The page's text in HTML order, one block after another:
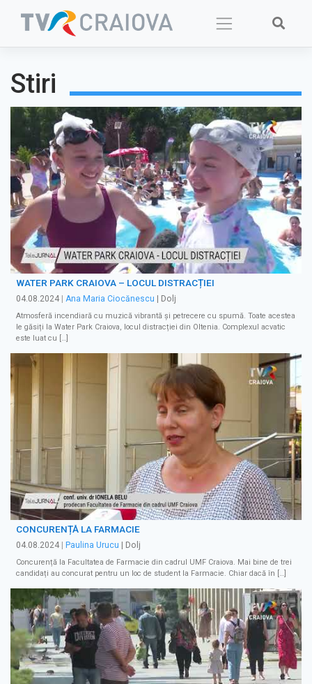
Stiri
WATER PARK CRAIOVA – LOCUL DISTRACȚIEI
04.08.2024 Ana Maria Ciocănescu | Dolj
Atmosferă incendiară cu muzică vibrantă și petrecere cu spumă. Toate acestea
le găsiți la Water Park Craiova, locul distracției din Oltenia. Complexul acvatic
este luat cu […]
CONCURENȚĂ LA FARMACIE
04.08.2024 Paulina Urucu | Dolj
Concurență la Facultatea de Farmacie din cadrul UMF Craiova. Mai bine de trei
candidați au concurat pentru un loc de student la Farmacie. Chiar dacă în […]